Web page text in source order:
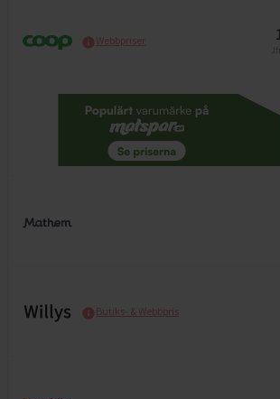
Webbpriser
Butiks- & Webbpris